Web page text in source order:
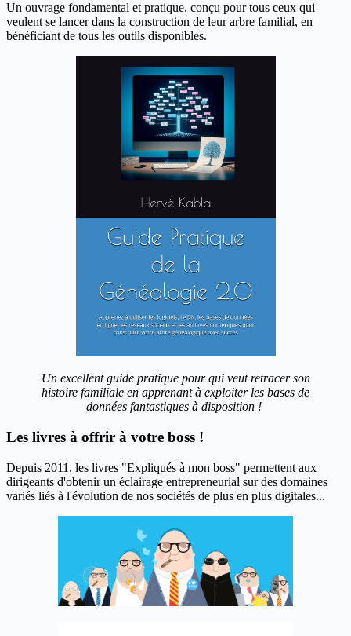
Un ouvrage fondamental et pratique, conçu pour tous ceux qui
veulent se lancer dans la construction de leur arbre familial, en
bénéficiant de tous les outils disponibles.
Un excellent guide pratique pour qui veut retracer son
histoire familiale en apprenant à exploiter les bases de
données fantastiques à disposition !
Les livres à offrir à votre boss !
Depuis 2011, les livres "Expliqués à mon boss" permettent aux
dirigeants d'obtenir un éclairage entrepreneurial sur des domaines
variés liés à l'évolution de nos sociétés de plus en plus digitales...